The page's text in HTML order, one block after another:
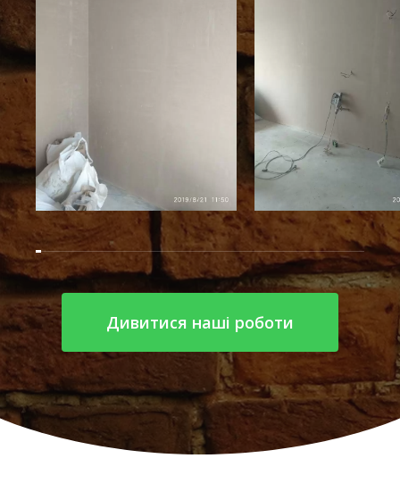
Дивитися наші роботи